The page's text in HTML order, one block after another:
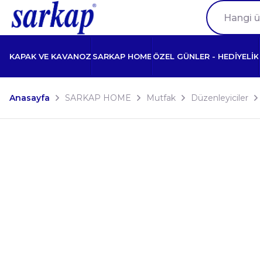
KAPAK VE KAVANOZ SARKAP HOME ÖZEL GÜNLER - HEDİYELİK
Anasayfa SARKAP HOME Mutfak Düzenleyiciler